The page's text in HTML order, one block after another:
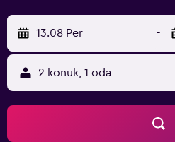
13.08 Per -
2 konuk, 1 oda